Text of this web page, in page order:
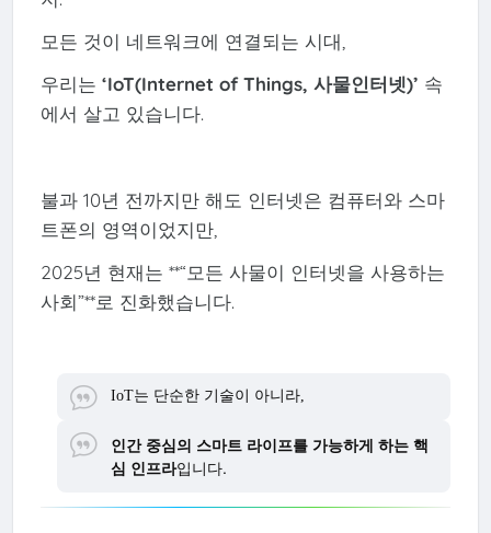
모든 것이 네트워크에 연결되는 시대,
우리는 ‘IoT(Internet of Things, 사물인터넷)’ 속
에서 살고 있습니다.
불과 10년 전까지만 해도 인터넷은 컴퓨터와 스마
트폰의 영역이었지만,
2025년 현재는 **“모든 사물이 인터넷을 사용하는
사회”**로 진화했습니다.
IoT는 단순한 기술이 아니라,
인간 중심의 스마트 라이프를 가능하게 하는 핵
심 인프라입니다.